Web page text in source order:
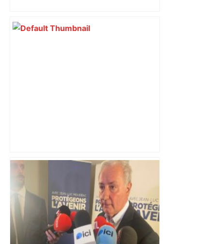
pourquoi le Département réclame un
plan d’urgence ce 11 mai